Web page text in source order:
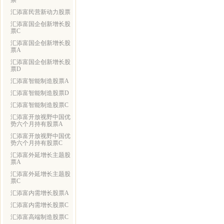
汇添富民营新动力股票
汇添富国企创新增长股
票C
汇添富国企创新增长股
票A
汇添富国企创新增长股
票D
汇添富智能制造股票A
汇添富智能制造股票D
汇添富智能制造股票C
汇添富开放视野中国优
势六个月持有股票A
汇添富开放视野中国优
势六个月持有股票C
汇添富外延增长主题股
票A
汇添富外延增长主题股
票C
汇添富内需增长股票A
汇添富内需增长股票C
汇添富高端制造股票C